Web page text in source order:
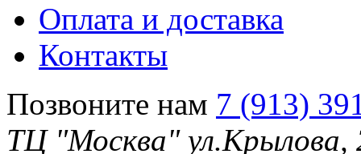
Оплата и доставка
Контакты
Позвоните нам 7 (913)
ТЦ "Москва"